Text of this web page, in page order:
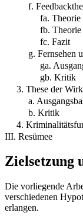
f.
fa.
fb. Theorie
fc. Fazit
g. Fernsehen
ga.
gb. Kritik
3. These der
a.
b. Kritik
4.
III. Resümee
Zielsetzung
Die vorliegende
verschiedenen
erlangen.